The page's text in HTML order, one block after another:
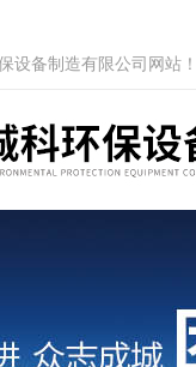
设备制造有限公司网站